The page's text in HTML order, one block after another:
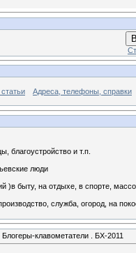
Адреса, телефоны, справки
благоустройство и т.п.
люди
)в быту, на отдыхе, в спорте,
служба, огород, на
Блогеры-клавометатели . БХ-2011